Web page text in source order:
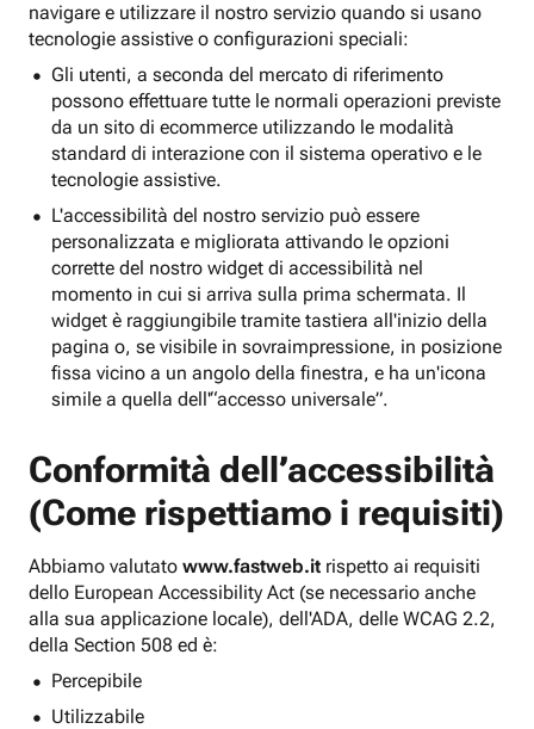
navigare e utilizzare il nostro servizio quando si usano
tecnologie assistive o configurazioni speciali:
Gli utenti, a seconda del mercato di riferimento
possono effettuare tutte le normali operazioni previste
da un sito di ecommerce utilizzando le modalità
standard di interazione con il sistema operativo e le
tecnologie assistive.
L'accessibilità del nostro servizio può essere
personalizzata e migliorata attivando le opzioni
corrette del nostro widget di accessibilità nel
momento in cui si arriva sulla prima schermata. Il
widget è raggiungibile tramite tastiera all'inizio della
pagina o, se visibile in sovraimpressione, in posizione
fissa vicino a un angolo della finestra, e ha un'icona
simile a quella dell'“accesso universale”.
Conformità dell’accessibilità
(Come rispettiamo i requisiti)
Abbiamo valutato www.fastweb.it rispetto ai requisiti
dello European Accessibility Act (se necessario anche
alla sua applicazione locale), dell'ADA, delle WCAG 2.2,
della Section 508 ed è:
Percepibile
Utilizzabile